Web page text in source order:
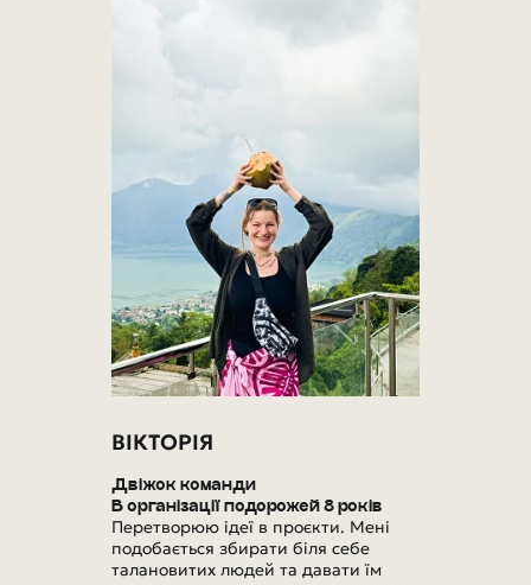
ВІКТОРІЯ
Двіжок команди
В організації подорожей 8 років
Перетворюю ідеї в проєкти. Мені
подобається збирати біля себе
талановитих людей та давати їм